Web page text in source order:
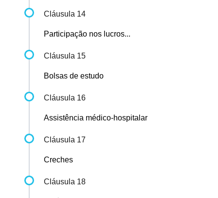
Cláusula 14
Participação nos lucros...
Cláusula 15
Bolsas de estudo
Cláusula 16
Assistência médico-hospitalar
Cláusula 17
Creches
Cláusula 18